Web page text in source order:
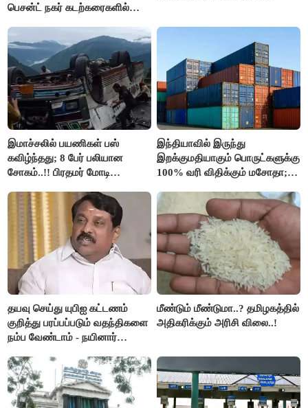
பெசன்ட் நகர் கடற்கரைகளில்
இமாச்சலில் பயணிகள் பஸ்
கவிழ்ந்தது; 8 பேர் பலியான
சோகம்..!! பிரதமர் மோடி
இந்தியாவில் இருந்து
இறக்குமதியாகும் பொருட்களுக்கு
100% வரி விதிக்கும் மசோதா;
தயவு செய்து யுபிஐ கட்டணம்
குறித்து பரப்பப்படும் வதந்திகளை
நம்ப வேண்டாம் - நயினார்
மீண்டும் மீண்டுமா..? தமிழகத்தில்
அதிகரிக்கும் அரிசி விலை..!